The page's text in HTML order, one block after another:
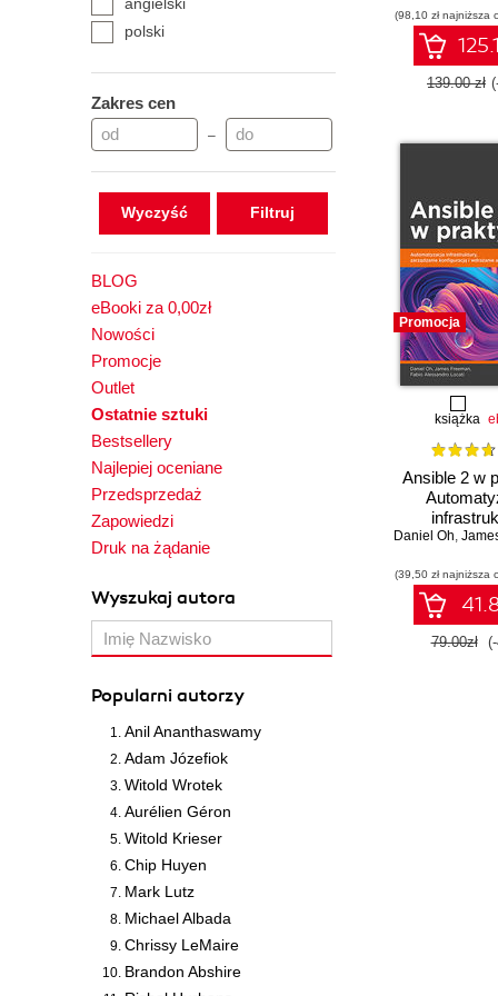
polski
Zakres cen
–
Wyczyść
BLOG
eBooki za 0,00zł
Nowości
Promocje
Outlet
Ostatnie sztuki
Bestsellery
Najlepiej oceniane
Przedsprzedaż
Zapowiedzi
Druk na żądanie
Wyszukaj autora
Popularni autorzy
Anil Ananthaswamy
Adam Józefiok
Witold Wrotek
Aurélien Géron
Witold Krieser
Chip Huyen
Mark Lutz
Michael Albada
Chrissy LeMaire
Brandon Abshire
Second
(98,10 zł najniższa
139.00 zł
Promocja
książka
Ansible 2 w
wdrażanie
Daniel Oh,
(39,50 zł najniższa
79.00zł